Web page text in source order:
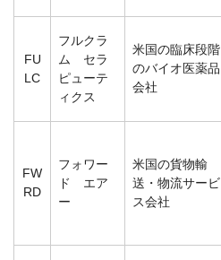
FU
LC
フルクラ
ム セラ
ピューテ
ィクス
米国の臨床段階
のバイオ医薬品
会社
FW
RD
フォワー
ド エア
ー
米国の貨物輸
送・物流サービ
ス会社